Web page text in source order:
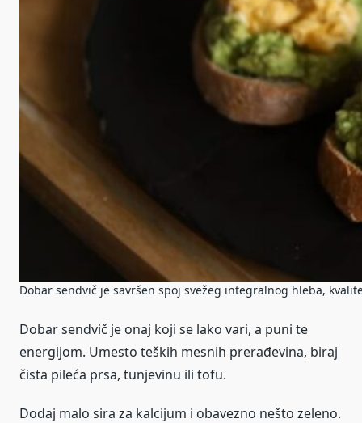
Dobar sendvič je savršen spoj svežeg integralnog hleba,
Dobar sendvič je onaj koji se lako vari, a puni te
energijom. Umesto teških mesnih prerađevina, biraj
čista pileća prsa, tunjevinu ili tofu.
Dodaj malo sira za kalcijum i obavezno nešto zeleno.